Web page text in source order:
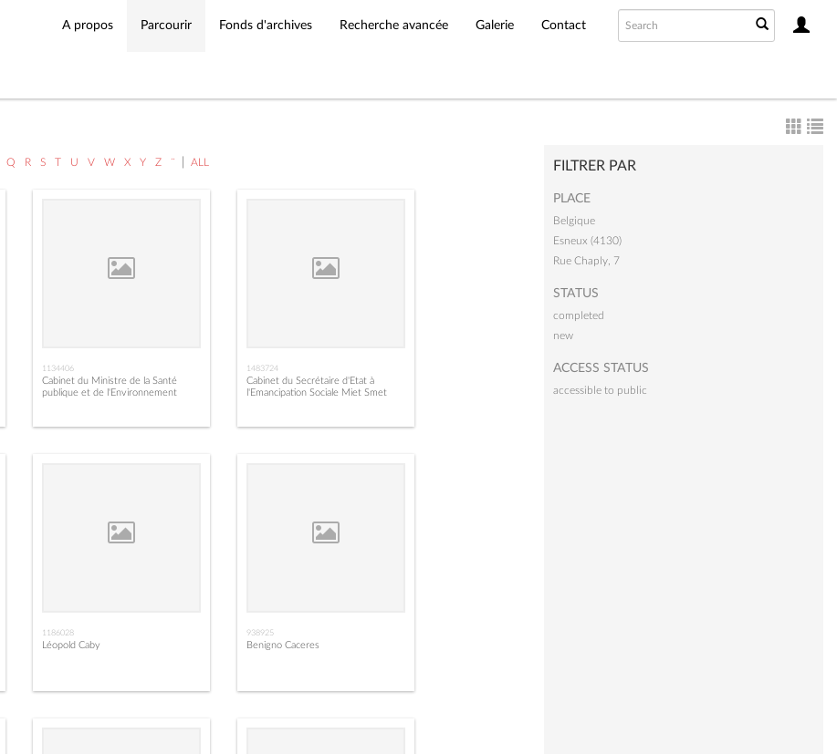
A propos Parcourir Fonds d'archives Recherche avancée Galerie Contact
Q R S T U V W X Y Z ¨ ALL
1134406
Cabinet du Ministre de la Santé
publique et de l'Environnement
1483724
Cabinet du Secrétaire d'Etat à
l'Emancipation Sociale Miet Smet
1186028
Léopold Caby
938925
Benigno Caceres
FILTRER PAR
PLACE
Belgique
Esneux (4130)
Rue Chaply, 7
STATUS
completed
new
ACCESS STATUS
accessible to public